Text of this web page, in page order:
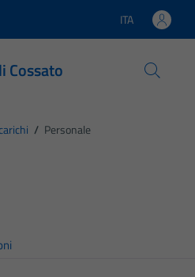
Lingua attiva:
ITA
Cossato
/ Personale